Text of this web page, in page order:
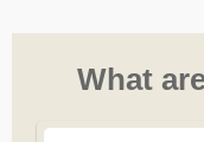
What